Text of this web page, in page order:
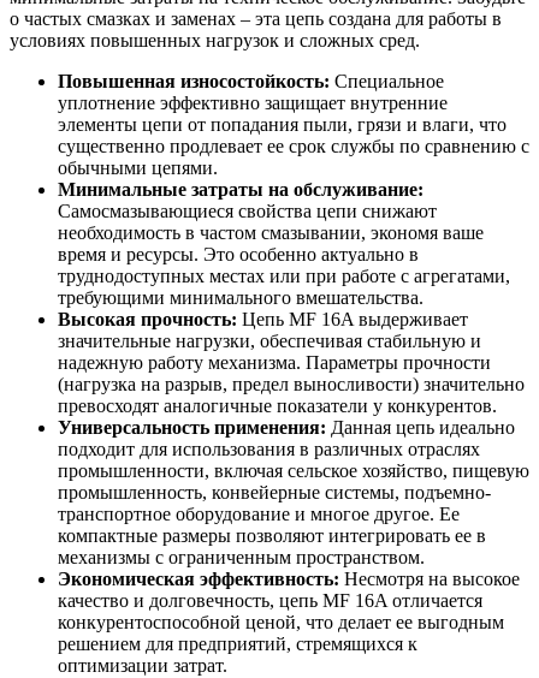
о частых смазках и заменах – эта цепь создана для работы в
условиях повышенных нагрузок и сложных сред.
Повышенная износостойкость: Специальное
уплотнение эффективно защищает внутренние
элементы цепи от попадания пыли, грязи и влаги, что
существенно продлевает ее срок службы по сравнению с
обычными цепями.
Минимальные затраты на обслуживание:
Самосмазывающиеся свойства цепи снижают
необходимость в частом смазывании, экономя ваше
время и ресурсы. Это особенно актуально в
труднодоступных местах или при работе с агрегатами,
требующими минимального вмешательства.
Высокая прочность: Цепь MF 16A выдерживает
значительные нагрузки, обеспечивая стабильную и
надежную работу механизма. Параметры прочности
(нагрузка на разрыв, предел выносливости) значительно
превосходят аналогичные показатели у конкурентов.
Универсальность применения: Данная цепь идеально
подходит для использования в различных отраслях
промышленности, включая сельское хозяйство, пищевую
промышленность, конвейерные системы, подъемно-
транспортное оборудование и многое другое. Ее
компактные размеры позволяют интегрировать ее в
механизмы с ограниченным пространством.
Экономическая эффективность: Несмотря на высокое
качество и долговечность, цепь MF 16A отличается
конкурентоспособной ценой, что делает ее выгодным
решением для предприятий, стремящихся к
оптимизации затрат.